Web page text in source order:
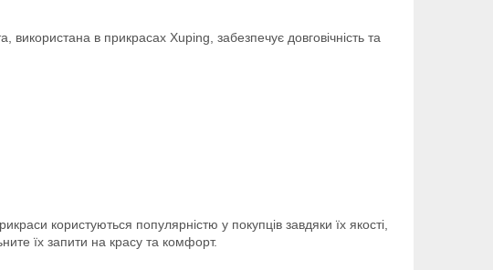
в прикрасах Xuping, забезпечує довговічність та
користуються популярністю у покупців завдяки їх якості,
їх запити на красу та комфорт.